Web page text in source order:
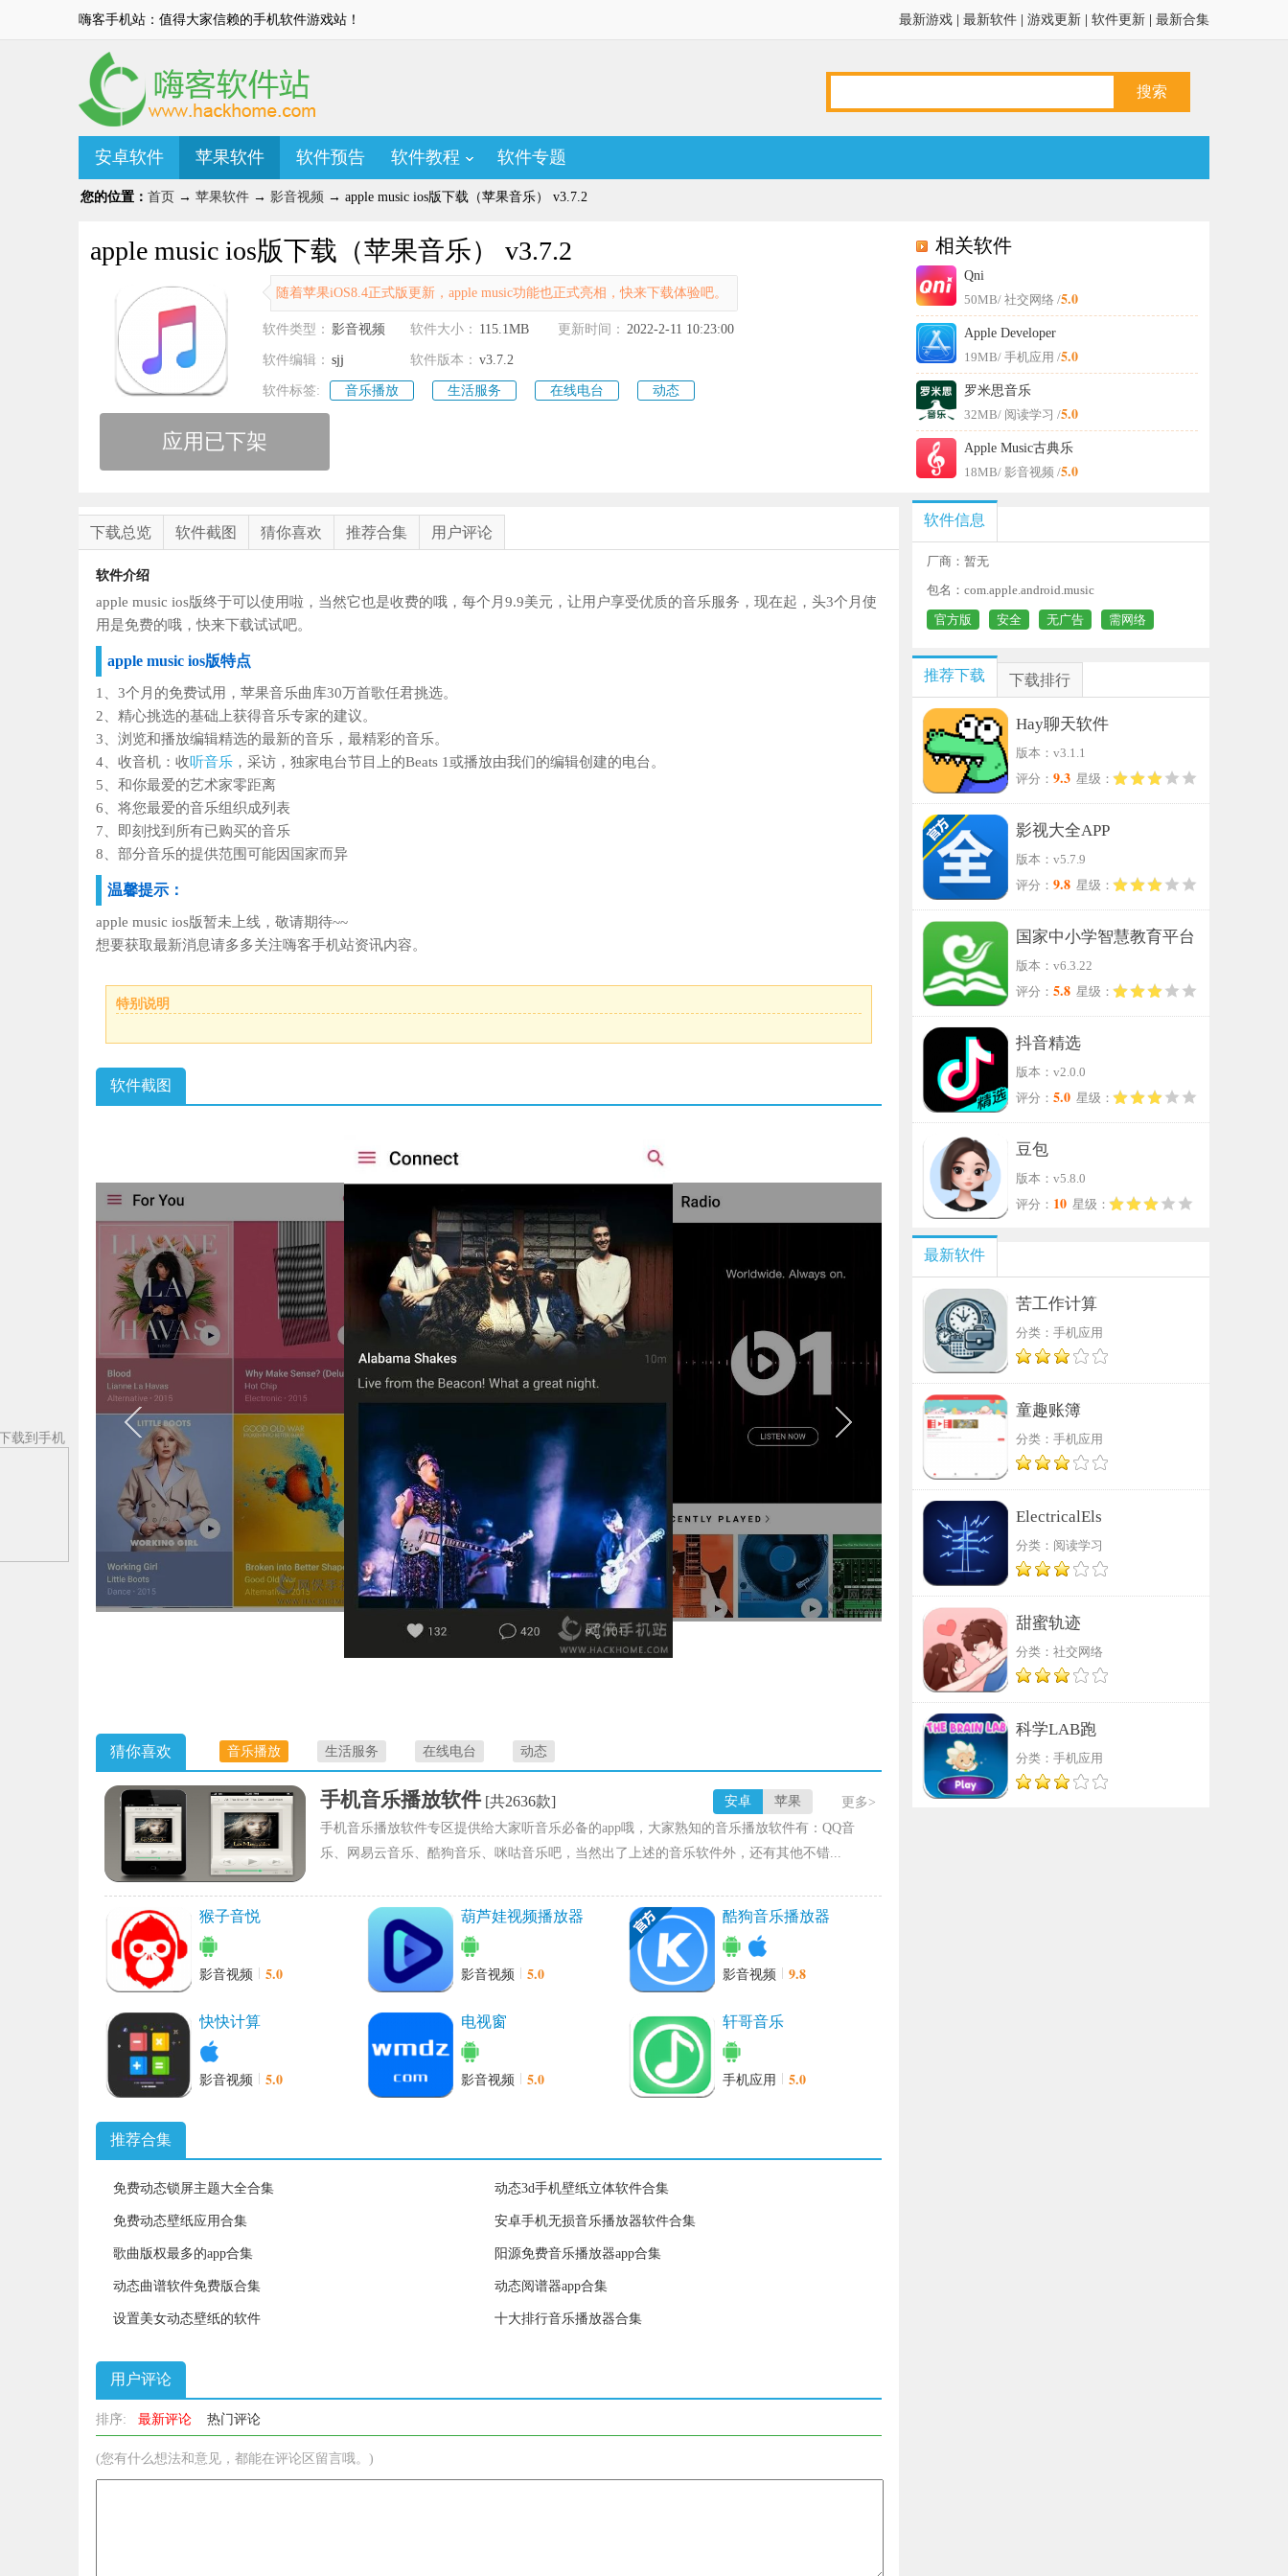
嗨客手机站：值得大家信赖的手机软件游戏站！ 最新游戏 最新软件 游戏更新 软件更新 最新合集
安卓软件 苹果软件 软件预告 软件教程 软件专题
您的位置： 首页 → 苹果软件 → 影音视频 → apple music ios版下载（苹果音乐） v3.7.2
apple music ios版下载（苹果音乐） v3.7.2
随着苹果iOS8.4正式版更新，apple music功能也正式亮相，快来下载体验吧。
软件类型： 影音视频 软件大小： 115.1MB 更新时间： 2022-2-11 10:23:00
软件编辑： sjj 软件版本： v3.7.2
软件标签: 音乐播放 生活服务 在线电台 动态
载到手机
应用已下架
相关软件
Qni
50MB/ 社交网络 /5.0
Apple Developer
19MB/ 手机应用 /5.0
罗米思音乐
32MB/ 阅读学习 /5.0
Apple Music古典乐
18MB/ 影音视频 /5.0
下载总览 软件截图 猜你喜欢 推荐合集 用户评论
软件介绍
apple music ios版终于可以使用啦，当然它也是收费的哦，每个月9.9美元，让用户享受优质的音乐服务，现在起，头3个月使
用是免费的哦，快来下载试试吧。
apple music ios版特点
1、3个月的免费试用，苹果音乐曲库30万首歌任君挑选。
2、精心挑选的基础上获得音乐专家的建议。
3、浏览和播放编辑精选的最新的音乐，最精彩的音乐。
4、收音机：收听音乐 ，采访，独家电台节目上的Beats 1或播放由我们的编辑创建的电台。
5、和你最爱的艺术家零距离
6、将您最爱的音乐组织成列表
7、即刻找到所有已购买的音乐
8、部分音乐的提供范围可能因国家而异
温馨提示：
apple music ios版暂未上线，敬请期待~~
想要获取最新消息请多多关注嗨客手机站资讯内容。
特别说明
软件截图
猜你喜欢 音乐播放 生活服务 在线电台 动态
手机音乐播放软件 [共2636款] 更多>
苹果
安卓
手机音乐播放软件专区提供给大家听音乐必备的app哦，大家熟知的音乐播放软件有：QQ音
乐、网易云音乐、酷狗音乐、咪咕音乐吧，当然出了上述的音乐软件外，还有其他不错...
猴子音悦
影音视频 5.0
葫芦娃视频播放器
影音视频 5.0
酷狗音乐播放器
影音视频 9.8
快快计算
影音视频 5.0
电视窗
影音视频 5.0
轩哥音乐
手机应用 5.0
推荐合集
免费动态锁屏主题大全合集 动态3d手机壁纸立体软件合集
免费动态壁纸应用合集 安卓手机无损音乐播放器软件合集
歌曲版权最多的app合集 阳源免费音乐播放器app合集
动态曲谱软件免费版合集 动态阅谱器app合集
设置美女动态壁纸的软件 十大排行音乐播放器合集
用户评论
排序: 最新评论 热门评论
(您有什么想法和意见，都能在评论区留言哦。)
软件信息
厂商：暂无
包名：com.apple.android.music
官方版 安全 无广告 需网络
推荐下载 下载排行
Hay聊天软件
版本：v3.1.1
评分： 9.3 星级：
影视大全APP
版本：v5.7.9
评分： 9.8 星级：
国家中小学智慧教育平台
版本：v6.3.22
评分： 5.8 星级：
抖音精选
版本：v2.0.0
评分： 5.0 星级：
豆包
版本：v5.8.0
评分： 10 星级：
最新软件
苦工作计算
分类：手机应用
童趣账簿
分类：手机应用
ElectricalEls
分类：阅读学习
甜蜜轨迹
分类：社交网络
科学LAB跑
分类：手机应用